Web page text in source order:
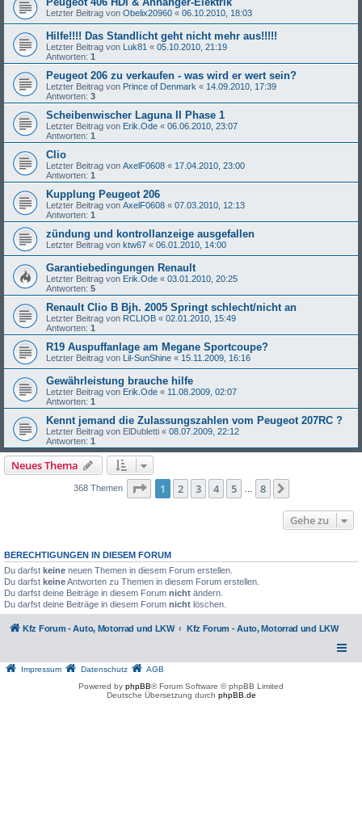
Letzter Beitrag von Obelix20960 « 06.10.2010, 18:03
Hilfe!!!! Das Standlicht geht nicht mehr aus!!!!!
Letzter Beitrag von Luk81 « 05.10.2010, 21:19
Antworten: 1
Peugeot 206 zu verkaufen - was wird er wert sein?
Letzter Beitrag von Prince of Denmark « 14.09.2010, 17:39
Antworten: 3
Scheibenwischer Laguna II Phase 1
Letzter Beitrag von Erik.Ode « 06.06.2010, 23:07
Antworten: 1
Clio
Letzter Beitrag von AxelF0608 « 17.04.2010, 23:00
Antworten: 1
Kupplung Peugeot 206
Letzter Beitrag von AxelF0608 « 07.03.2010, 12:13
Antworten: 1
zündung und kontrollanzeige ausgefallen
Letzter Beitrag von ktw67 « 06.01.2010, 14:00
Garantiebedingungen Renault
Letzter Beitrag von Erik.Ode « 03.01.2010, 20:25
Antworten: 5
Renault Clio B Bjh. 2005 Springt schlecht/nicht an
Letzter Beitrag von RCLIOB « 02.01.2010, 15:49
Antworten: 1
R19 Auspuffanlage am Megane Sportcoupe?
Letzter Beitrag von Lil-SunShine « 15.11.2009, 16:16
Gewährleistung brauche hilfe
Letzter Beitrag von Erik.Ode « 11.08.2009, 02:07
Antworten: 1
Kennt jemand die Zulassungszahlen vom Peugeot 207RC ?
Letzter Beitrag von ElDubletti « 08.07.2009, 22:12
Antworten: 1
Neues Thema
368 Themen Seite 1von
1 2 3 4 5 8
Gehe zu
BERECHTIGUNGEN IN DIESEM FORUM
Du darfst keine neuen Themen in diesem Forum erstellen.
Du darfst keineAntworten zu Themen in diesem Forum erstellen.
Du darfst deine Beiträge in diesem Forum nicht ändern.
Du darfst deine Beiträge in diesem Forum nicht löschen.
Kfz Forum - Auto, Motorrad und LKW Kfz Forum - Auto, Motorrad und LKW
Impressum Datenschutz
AGB
Powered by phpBB® Forum Software © phpBB Limited
Deutsche Übersetzung durch phpBB.de